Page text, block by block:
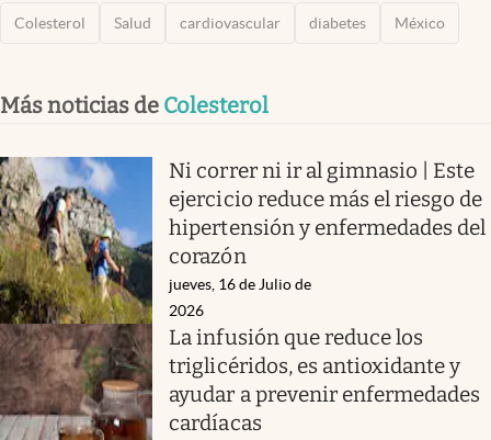
Colesterol Salud cardiovascular diabetes México
Más noticias de Colesterol
Ni correr ni ir al gimnasio | Este
ejercicio reduce más el riesgo de
hipertensión y enfermedades del
corazón
jueves, 16 de Julio de
2026
La infusión que reduce los
triglicéridos, es antioxidante y
ayudar a prevenir enfermedades
cardíacas